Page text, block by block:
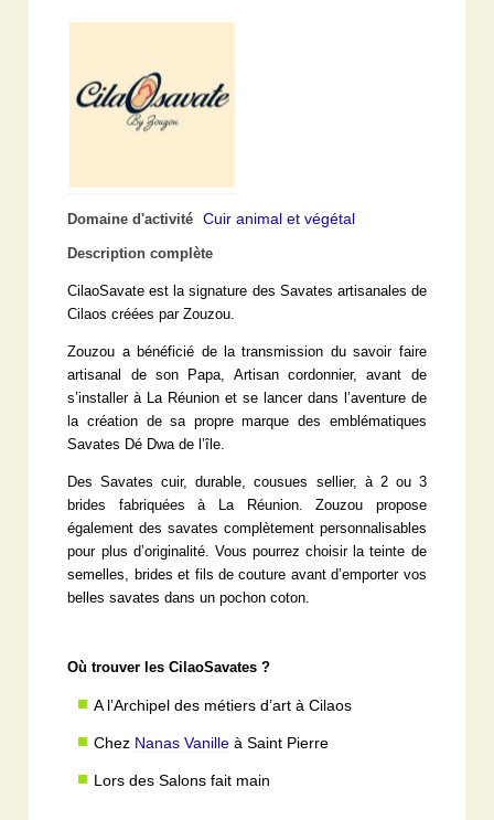
Domaine d'activité Cuir animal et végétal
Description complète
CilaoSavate est la signature des Savates artisanales de
Cilaos créées par Zouzou.
Zouzou a bénéficié de la transmission du savoir faire
artisanal de son Papa, Artisan cordonnier, avant de
s’installer à La Réunion et se lancer dans l’aventure de
la création de sa propre marque des emblématiques
Savates Dé Dwa de l’île.
Des Savates cuir, durable, cousues sellier, à 2 ou 3
brides fabriquées à La Réunion. Zouzou propose
également des savates complètement personnalisables
pour plus d’originalité. Vous pourrez choisir la teinte de
semelles, brides et fils de couture avant d’emporter vos
belles savates dans un pochon coton.
Où trouver les CilaoSavates ?
A l’Archipel des métiers d’art à Cilaos
Chez Nanas Vanille à Saint Pierre
Lors des Salons fait main